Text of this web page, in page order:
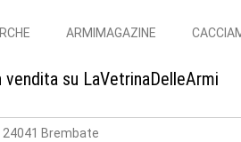
ARMIMAGAZINE
su LaVetrinaDelleArmi
Brembate